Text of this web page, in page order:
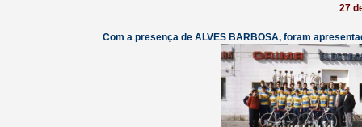
27
Com a presença de ALVES BARBOSA, foram